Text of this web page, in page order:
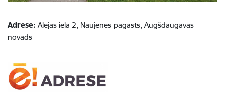
Adrese: Alejas iela 2, Naujenes pagasts, Augšdaugavas
novads